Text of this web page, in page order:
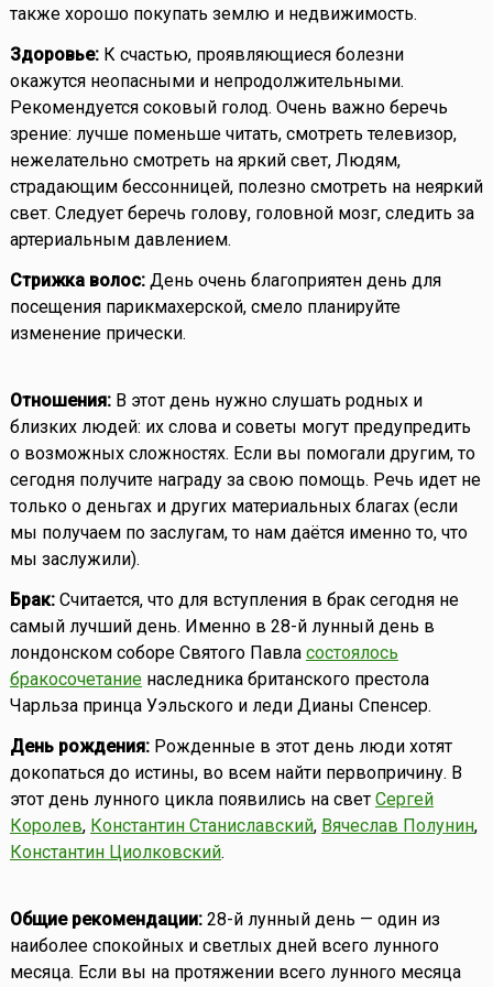
также хорошо покупать землю и недвижимость.
Здоровье:К счастью, проявляющиеся болезни
окажутся неопасными и непродолжительными.
Рекомендуется соковый голод. Очень важно беречь
зрение: лучше поменьше читать, смотреть телевизор,
нежелательно смотреть на яркий свет, Людям,
страдающим бессонницей, полезно смотреть на неяркий
свет. Следует беречь голову, головной мозг, следить за
артериальным давлением.
Стрижка волос:День очень благоприятен день для
посещения парикмахерской, смело планируйте
изменение прически.
Отношения:В этот день нужно слушать родных и
близких людей: их слова и советы могут предупредить
о возможных сложностях. Если вы помогали другим, то
сегодня получите награду за свою помощь. Речь идет не
только о деньгах и других материальных благах (если
мы получаем по заслугам, то нам даётся именно то, что
мы заслужили).
Брак:Считается, что для вступления в брак сегодня не
самый лучший день. Именно в 28-й лунный день в
лондонском соборе Святого Павла состоялось
бракосочетаниенаследника британского престола
Чарльза принца Уэльского и леди Дианы Спенсер.
День рождения:Рожденные в этот день люди хотят
докопаться до истины, во всем найти первопричину. В
этот день лунного цикла появились на свет Сергей
Королев, Константин Станиславский, Вячеслав Полунин,
Константин Циолковский.
Общие рекомендации:28-й лунный день — один из
наиболее спокойных и светлых дней всего лунного
месяца. Если вы на протяжении всего лунного месяца